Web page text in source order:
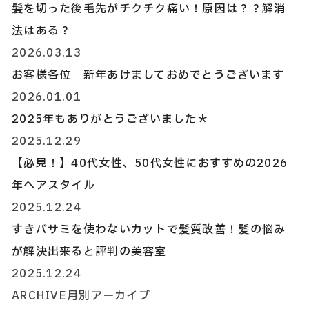
髪を切った後毛先がチクチク痛い！原因は？？解消
法はある？
2026.03.13
お客様各位 新年あけましておめでとうございます
2026.01.01
2025年もありがとうございました＊
2025.12.29
【必見！】40代女性、50代女性におすすめの2026
年ヘアスタイル
2025.12.24
すきバサミを使わないカットで髪質改善！髪の悩み
が解決出来ると評判の美容室
2025.12.24
ARCHIVE月別アーカイブ